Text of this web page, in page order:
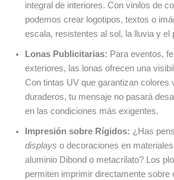
integral de interiores. Con vinilos de
podemos crear logotipos, textos o
escala, resistentes al sol, la lluvia y el
Lonas Publicitarias: Para eventos,
exteriores, las lonas ofrecen una
Con tintas UV que garantizan colores
duraderos, tu mensaje no pasará
en las condiciones más exigentes.
Impresión sobre Rígidos: ¿Has
displays o decoraciones en
aluminio Dibond o metacrilato? Los
permiten imprimir directamente sobre